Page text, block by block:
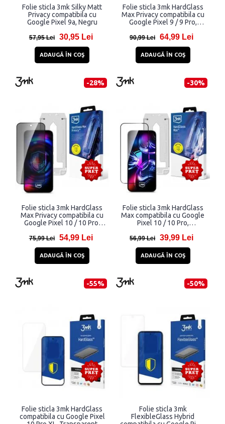
Folie sticla 3mk Silky Matt
Privacy compatibila cu
Google Pixel 9a, Negru
57,95 Lei 30,95 Lei
ADAUGĂ ÎN COŞ
Folie sticla 3mk HardGlass
Max Privacy compatibila cu
Google Pixel 9 / 9 Pro,
90,99 Lei 64,99 Lei
ADAUGĂ ÎN COŞ
-28%
Folie sticla 3mk HardGlass
Max Privacy compatibila cu
Google Pixel 10 / 10 Pro,
75,99 Lei 54,99 Lei
ADAUGĂ ÎN COŞ
-30%
Folie sticla 3mk HardGlass
Max compatibila cu Google
Pixel 10 / 10 Pro,
56,99 Lei 39,99 Lei
ADAUGĂ ÎN COŞ
-55%
Folie sticla 3mk HardGlass
compatibila cu Google Pixel
-50%
Folie sticla 3mk
FlexibleGlass Hybrid